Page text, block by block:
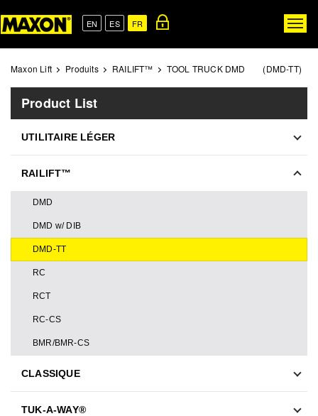
to
EN ES FR
Maxon Lift Produits RAILIFT™ TOOL TRUCK DMD ⠀⠀ (DMD-TT)
Product List
UTILITAIRE LÉGER
RAILIFT™
DMD
DMD w/ DIB
DMD-TT
RC
RCT
RC-CS
BMR/BMR-CS
CLASSIQUE
TUK-A-WAY®